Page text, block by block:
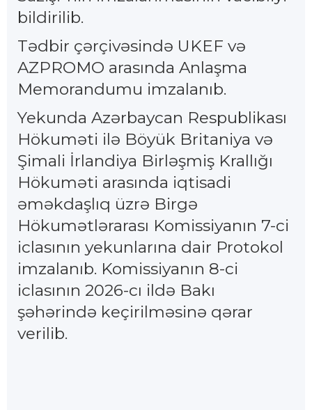
bildirilib.
Tədbir çərçivəsində UKEF və
AZPROMO arasında Anlaşma
Memorandumu imzalanıb.
Yekunda Azərbaycan Respublikası
Hökuməti ilə Böyük Britaniya və
Şimali İrlandiya Birləşmiş Krallığı
Hökuməti arasında iqtisadi
əməkdaşlıq üzrə Birgə
Hökumətlərarası Komissiyanın 7-ci
iclasının yekunlarına dair Protokol
imzalanıb. Komissiyanın 8-ci
iclasının 2026-cı ildə Bakı
şəhərində keçirilməsinə qərar
verilib.